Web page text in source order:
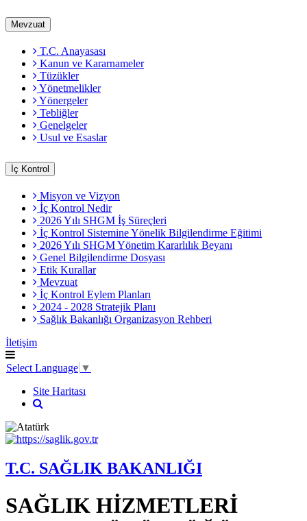
Mevzuat
T.C. Anayasası
Kanun ve Kararnameler
Tüzükler
Yönetmelikler
Yönergeler
Tebliğler
Genelgeler
Usul ve Esaslar
İç Kontrol
Misyon ve Vizyon
İç Kontrol Nedir
2026 Yılı SHGM İş Süreçleri
İç Kontrol Sistemine Yönelik Bilgilendirme Eğitimi
2026 Yılı SHGM Yönetim Kararlılık Beyanı
Genel Bilgilendirme Dosyası
Etik Kurallar
Mevzuat
İç Kontrol Eylem Planları
2024 - 2028 Stratejik Planı
Sağlık Bakanlığı Organizasyon Rehberi
İletişim
Select Language ▼
Site Haritası
T.C. SAĞLIK BAKANLIĞI
SAĞLIK HİZMETLERİ